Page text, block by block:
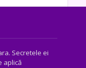
Secretele ei
aplică